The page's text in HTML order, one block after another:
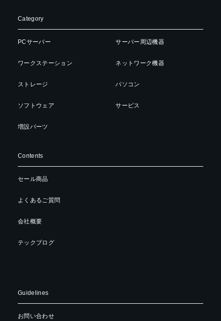
Category
PCサーバー
ワークステーション
ストレージ
ソフトウェア
増設パーツ
サーバー周辺機器
ネットワーク機器
パソコン
サービス
Contents
セール商品
よくあるご質問
会社概要
テックブログ
Guidelines
お問い合わせ